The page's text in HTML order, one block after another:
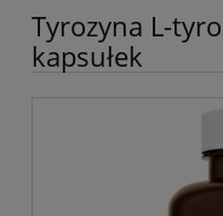
Tyrozyna L-
kapsułek